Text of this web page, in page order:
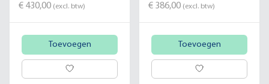
€ 430,00 (excl. btw)
Toevoegen
€ 386,00 (excl. btw)
Toevoegen